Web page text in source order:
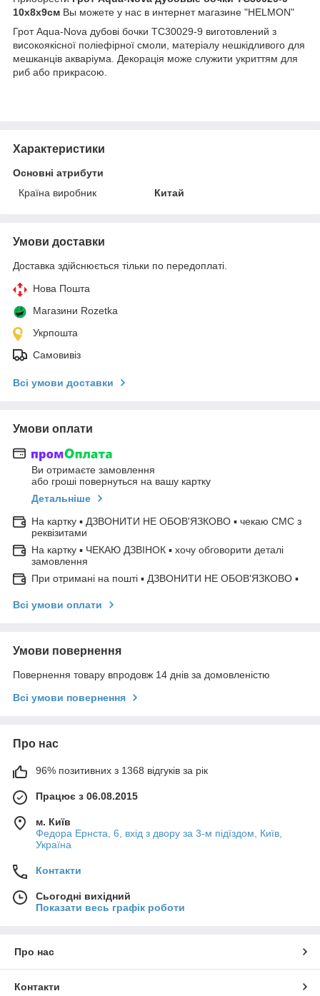
10x8x9cм Вы можете у нас в интернет магазине "HELMON"
Грот Aqua-Nova дубові бочки TC30029-9 виготовлений з
високоякісної поліефірної смоли, матеріалу нешкідливого для
мешканців акваріума. Декорація може служити укриттям для
риб або прикрасою.
Характеристики
Основні атрибути
Країна виробник
Китай
Умови доставки
Доставка здійснюється тільки по передоплаті.
Нова Пошта
Магазини Rozetka
Укрпошта
Самовивіз
Всі умови доставки
Умови оплати
Ви отримаєте замовлення
або гроші повернуться на вашу картку
Детальніше
На картку ▪ ДЗВОНИТИ НЕ ОБОВ'ЯЗКОВО ▪ чекаю СМС з
реквізитами
На картку ▪ ЧЕКАЮ ДЗВІНОК ▪ хочу обговорити деталі
замовлення
При отримані на пошті ▪ ДЗВОНИТИ НЕ ОБОВ'ЯЗКОВО ▪
Всі умови оплати
Умови повернення
Повернення товару впродовж 14 днів за домовленістю
Всі умови повернення
Про нас
96% позитивних з 1368 відгуків за рік
Працює з 06.08.2015
м. Київ
Федора Ернста, 6, вхід з двору за 3-м підїздом, Київ,
Україна
Контакти
Сьогодні вихідний
Показати весь графік роботи
Про нас
Контакти